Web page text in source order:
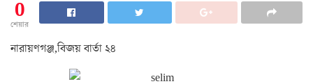
0
শেয়ার
নারায়ণগঞ্জ,বিজয় বার্তা ২৪